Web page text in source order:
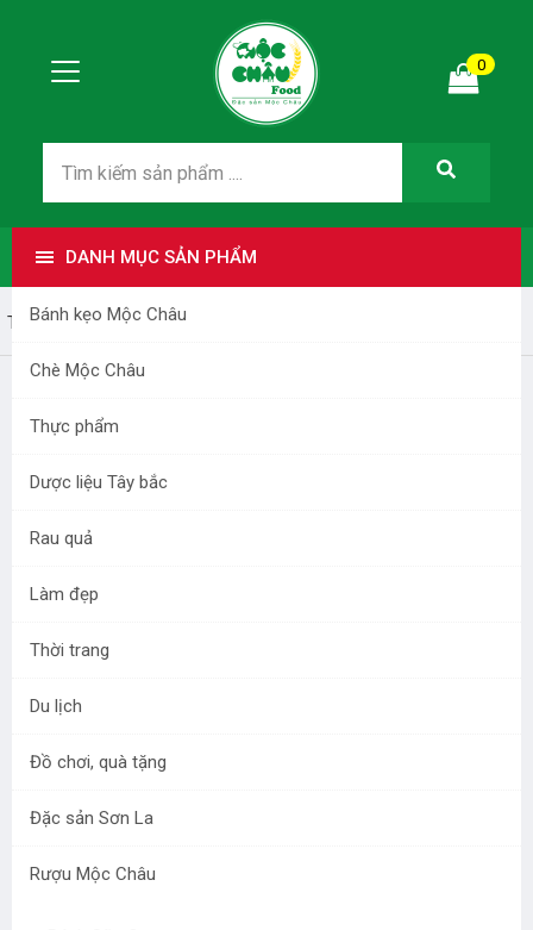
0
DANH MỤC SẢN PHẨM
Bánh kẹo Mộc Châu
Chè Mộc Châu
Thực phẩm
Dược liệu Tây bắc
Rau quả
Làm đẹp
Thời trang
Du lịch
Đồ chơi, quà tặng
Đặc sản Sơn La
Rượu Mộc Châu
Trang nhất Bánh kẹo Mộc Châu
Bánh Sữa Cacao
Mã sản phẩm:
40.000